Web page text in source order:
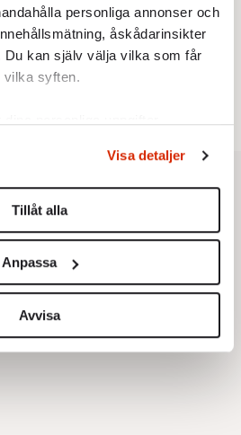
personliga annonser och
åskådarinsikter
kan själv välja vilka som får
vilka syften.
ditt samtycke när som
för att anpassa innehållet
vår trafik. Vi
identifierare och annan
till de sociala medier och
som vi samarbetar med.
informationen med annan
Visa detaljer
Tillåt alla
Anpassa
Avvisa
om den lågbegåvade
i Filipstad
islamistdådet oroar sig
Wold